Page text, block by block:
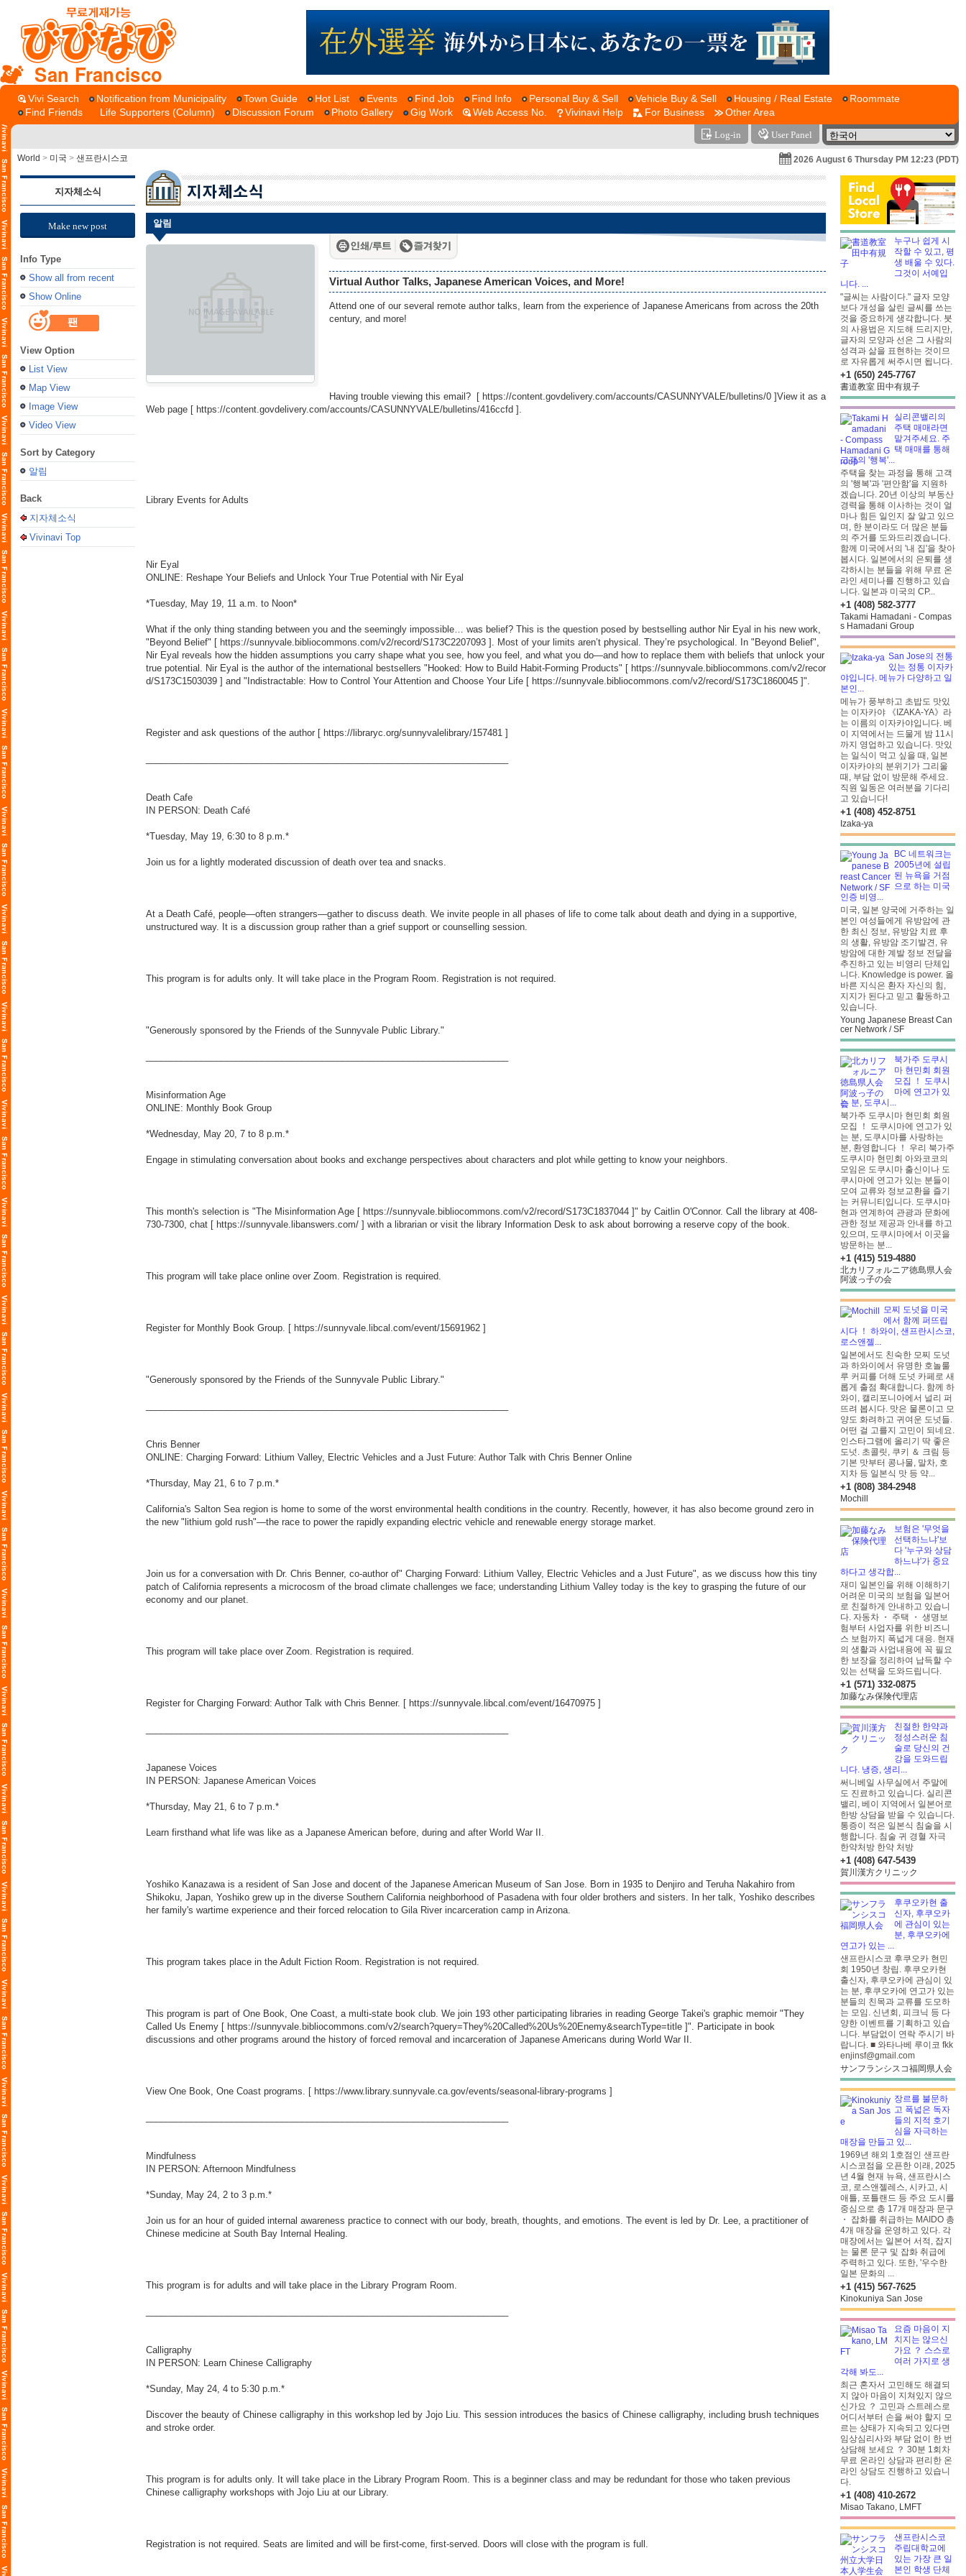
San Francisco
Vivi Search Notification from Municipality Town Guide Hot List Events Find Job Find Info Personal Buy & Sell Vehicle Buy & Sell Housing / Real Estate
Roommate
Find Friends
Life Supporters (Column) Discussion Forum Photo Gallery Gig Work Web Access No. Vivinavi Help For Business Other Area
Log-in User Panel
World > 미국 > 샌프란시스코 2026 August 6 Thursday PM 12:23 (PDT)
지자체소식
Make new post
Info Type
Show all from recent
Show Online
View Option
List View
Map View
Image View
Video View
Sort by Category
알림
Back
지자체소식
Vivinavi Top
알림
Virtual Author Talks, Japanese American Voices, and More!
Attend one of our several remote author talks, learn from the experience of Japanese Americans from across the 20th
century, and more!
Having trouble viewing this email? [ https://content.govdelivery.com/accounts/CASUNNYVALE/bulletins/0 ]View it as a
Web page [ https://content.govdelivery.com/accounts/CASUNNYVALE/bulletins/416ccfd ].
Library Events for Adults
Nir Eyal
ONLINE: Reshape Your Beliefs and Unlock Your True Potential with Nir Eyal
*Tuesday, May 19, 11 a.m. to Noon*
What if the only thing standing between you and the seemingly impossible… was belief? This is the question posed by bestselling author Nir Eyal in his new work,
"Beyond Belief" [ https://sunnyvale.bibliocommons.com/v2/record/S173C2207093 ]. Most of your limits aren’t physical. They’re psychological. In "Beyond Belief",
Nir Eyal reveals how the hidden assumptions you carry shape what you see, how you feel, and what you do—and how to replace them with beliefs that unlock your
true potential. Nir Eyal is the author of the international bestsellers "Hooked: How to Build Habit-Forming Products" [ https://sunnyvale.bibliocommons.com/v2/recor
d/S173C1503039 ] and "Indistractable: How to Control Your Attention and Choose Your Life [ https://sunnyvale.bibliocommons.com/v2/record/S173C1860045 ]".
Register and ask questions of the author [ https://libraryc.org/sunnyvalelibrary/157481 ]
Death Cafe
IN PERSON: Death Café
*Tuesday, May 19, 6:30 to 8 p.m.*
Join us for a lightly moderated discussion of death over tea and snacks.
At a Death Café, people—often strangers—gather to discuss death. We invite people in all phases of life to come talk about death and dying in a supportive,
unstructured way. It is a discussion group rather than a grief support or counselling session.
This program is for adults only. It will take place in the Program Room. Registration is not required.
"Generously sponsored by the Friends of the Sunnyvale Public Library."
Misinformation Age
ONLINE: Monthly Book Group
*Wednesday, May 20, 7 to 8 p.m.*
Engage in stimulating conversation about books and exchange perspectives about characters and plot while getting to know your neighbors.
This month's selection is "The Misinformation Age [ https://sunnyvale.bibliocommons.com/v2/record/S173C1837044 ]" by Caitlin O'Connor. Call the library at 408-
730-7300, chat [ https://sunnyvale.libanswers.com/ ] with a librarian or visit the library Information Desk to ask about borrowing a reserve copy of the book.
This program will take place online over Zoom. Registration is required.
Register for Monthly Book Group. [ https://sunnyvale.libcal.com/event/15691962 ]
"Generously sponsored by the Friends of the Sunnyvale Public Library."
Chris Benner
ONLINE: Charging Forward: Lithium Valley, Electric Vehicles and a Just Future: Author Talk with Chris Benner Online
*Thursday, May 21, 6 to 7 p.m.*
California's Salton Sea region is home to some of the worst environmental health conditions in the country. Recently, however, it has also become ground zero in
the new "lithium gold rush"—the race to power the rapidly expanding electric vehicle and renewable energy storage market.
Join us for a conversation with Dr. Chris Benner, co-author of" Charging Forward: Lithium Valley, Electric Vehicles and a Just Future", as we discuss how this tiny
patch of California represents a microcosm of the broad climate challenges we face; understanding Lithium Valley today is the key to grasping the future of our
economy and our planet.
This program will take place over Zoom. Registration is required.
Register for Charging Forward: Author Talk with Chris Benner. [ https://sunnyvale.libcal.com/event/16470975 ]
Japanese Voices
IN PERSON: Japanese American Voices
*Thursday, May 21, 6 to 7 p.m.*
Learn firsthand what life was like as a Japanese American before, during and after World War II.
Yoshiko Kanazawa is a resident of San Jose and docent of the Japanese American Museum of San Jose. Born in 1935 to Denjiro and Teruha Nakahiro from
Shikoku, Japan, Yoshiko grew up in the diverse Southern California neighborhood of Pasadena with four older brothers and sisters. In her talk, Yoshiko describes
her family's wartime experience and their forced relocation to Gila River incarceration camp in Arizona.
This program takes place in the Adult Fiction Room. Registration is not required.
This program is part of One Book, One Coast, a multi-state book club. We join 193 other participating libraries in reading George Takei's graphic memoir "They
Called Us Enemy [ https://sunnyvale.bibliocommons.com/v2/search?query=They%20Called%20Us%20Enemy&searchType=title ]". Participate in book
discussions and other programs around the history of forced removal and incarceration of Japanese Americans during World War II.
View One Book, One Coast programs. [ https://www.library.sunnyvale.ca.gov/events/seasonal-library-programs ]
Mindfulness
IN PERSON: Afternoon Mindfulness
*Sunday, May 24, 2 to 3 p.m.*
Join us for an hour of guided internal awareness practice to connect with our body, breath, thoughts, and emotions. The event is led by Dr. Lee, a practitioner of
Chinese medicine at South Bay Internal Healing.
This program is for adults and will take place in the Library Program Room.
Calligraphy
IN PERSON: Learn Chinese Calligraphy
*Sunday, May 24, 4 to 5:30 p.m.*
Discover the beauty of Chinese calligraphy in this workshop led by Jojo Liu. This session introduces the basics of Chinese calligraphy, including brush techniques
and stroke order.
This program is for adults only. It will take place in the Library Program Room. This is a beginner class and may be redundant for those who taken previous
Chinese calligraphy workshops with Jojo Liu at our Library.
Registration is not required. Seats are limited and will be first-come, first-served. Doors will close with the program is full.
누구나 쉽게 시
작할 수 있고, 평
생 배울 수 있다.
그것이 서예입
니다. ...
"글씨는 사람이다." 글자 모양
보다 개성을 살린 글씨를 쓰는
것을 중요하게 생각합니다. 붓
의 사용법은 지도해 드리지만,
글자의 모양과 선은 그 사람의
성격과 삶을 표현하는 것이므
로 자유롭게 써주시면 됩니다.
+1 (650) 245-7767
書道教室 田中有規子
실리콘밸리의
주택 매매라면
맡겨주세요. 주
택 매매를 통해
고객의 '행복'...
주택을 찾는 과정을 통해 고객
의 '행복'과 '편안함'을 지원하
겠습니다. 20년 이상의 부동산
경력을 통해 이사하는 것이 얼
마나 힘든 일인지 잘 알고 있으
며, 한 분이라도 더 많은 분들
의 주거를 도와드리겠습니다.
함께 미국에서의 '내 집'을 찾아
봅시다. 일본에서의 은퇴를 생
각하시는 분들을 위해 무료 온
라인 세미나를 진행하고 있습
니다. 일본과 미국의 CP...
+1 (408) 582-3777
Takami Hamadani - Compas
s Hamadani Group
San Jose의 전통
있는 정통 이자카
야입니다. 메뉴가 다양하고 일
본인...
메뉴가 풍부하고 초밥도 맛있
는 이자카야 《IZAKA-YA》라
는 이름의 이자카야입니다. 베
이 지역에서는 드물게 밤 11시
까지 영업하고 있습니다. 맛있
는 일식이 먹고 싶을 때, 일본
이자카야의 분위기가 그리울
때, 부담 없이 방문해 주세요.
직원 일동은 여러분을 기다리
고 있습니다!
+1 (408) 452-8751
Izaka-ya
BC 네트워크는
2005년에 설립
된 뉴욕을 거점
으로 하는 미국
인증 비영...
미국, 일본 양국에 거주하는 일
본인 여성들에게 유방암에 관
한 최신 정보, 유방암 치료 후
의 생활, 유방암 조기발견, 유
방암에 대한 계발 정보 전달을
추진하고 있는 비영리 단체입
니다. Knowledge is power. 올
바른 지식은 환자 자신의 힘,
지지가 된다고 믿고 활동하고
있습니다.
Young Japanese Breast Can
cer Network / SF
북가주 도쿠시
마 현민회 회원
모집 ！ 도쿠시
마에 연고가 있
는 분, 도쿠시...
북가주 도쿠시마 현민회 회원
모집 ！ 도쿠시마에 연고가 있
는 분, 도쿠시마를 사랑하는
분, 환영합니다 ！ 우리 북가주
도쿠시마 현민회 아와코코의
모임은 도쿠시마 출신이나 도
쿠시마에 연고가 있는 분들이
모여 교류와 정보교환을 즐기
는 커뮤니티입니다. 도쿠시마
현과 연계하여 관광과 문화에
관한 정보 제공과 안내를 하고
있으며, 도쿠시마에서 이곳을
방문하는 분...
+1 (415) 519-4880
北カリフォルニア徳島県人会
阿波っ子の会
모찌 도넛을 미국
에서 함께 퍼뜨립
시다 ！ 하와이, 샌프란시스코,
로스앤젤...
일본에서도 친숙한 모찌 도넛
과 하와이에서 유명한 호놀룰
루 커피를 더해 도넛 카페로 새
롭게 출점 확대합니다. 함께 하
와이, 캘리포니아에서 널리 퍼
뜨려 봅시다. 맛은 물론이고 모
양도 화려하고 귀여운 도넛들.
어떤 걸 고를지 고민이 되네요.
인스타그램에 올리기 딱 좋은
도넛. 초콜릿, 쿠키 ＆ 크림 등
기본 맛부터 콩나물, 말차, 호
지차 등 일본식 맛 등 약...
+1 (808) 384-2948
Mochill
보험은 '무엇을
선택하느냐'보
다 '누구와 상담
하느냐'가 중요
하다고 생각합...
재미 일본인을 위해 이해하기
어려운 미국의 보험을 일본어
로 친절하게 안내하고 있습니
다. 자동차 ・ 주택 ・ 생명보
험부터 사업자를 위한 비즈니
스 보험까지 폭넓게 대응. 현재
의 생활과 사업내용에 꼭 필요
한 보장을 정리하여 납득할 수
있는 선택을 도와드립니다.
+1 (571) 332-0875
加藤なみ保険代理店
친절한 한약과
정성스러운 침
술로 당신의 건
강을 도와드립
니다. 냉증, 생리...
써니베일 사무실에서 주말에
도 진료하고 있습니다. 실리콘
밸리, 베이 지역에서 일본어로
한방 상담을 받을 수 있습니다.
통증이 적은 일본식 침술을 시
행합니다. 침술 귀 경혈 자극
한약처방 한약 처방
+1 (408) 647-5439
賀川漢方クリニック
후쿠오카현 출
신자, 후쿠오카
에 관심이 있는
분, 후쿠오카에
연고가 있는 ...
샌프란시스코 후쿠오카 현민
회 1950년 창립. 후쿠오카현
출신자, 후쿠오카에 관심이 있
는 분, 후쿠오카에 연고가 있는
분들의 친목과 교류를 도모하
는 모임. 신년회, 피크닉 등 다
양한 이벤트를 기획하고 있습
니다. 부담없이 연락 주시기 바
랍니다. ■ 와타나베 루이코 fkk
enjinsf@gmail.com
サンフランシスコ福岡県人会
장르를 불문하
고 폭넓은 독자
들의 지적 호기
심을 자극하는
매장을 만들고 있...
1969년 해외 1호점인 샌프란
시스코점을 오픈한 이래, 2025
년 4월 현재 뉴욕, 샌프란시스
코, 로스앤젤레스, 시카고, 시
애틀, 포틀랜드 등 주요 도시를
중심으로 총 17개 매장과 문구
・ 잡화를 취급하는 MAIDO 총
4개 매장을 운영하고 있다. 각
매장에서는 일본어 서적, 잡지
는 물론 문구 및 잡화 취급에
주력하고 있다. 또한, '우수한
일본 문화의 ...
+1 (415) 567-7625
Kinokuniya San Jose
요즘 마음이 지
치지는 않으신
가요 ？ 스스로
여러 가지로 생
각해 봐도...
최근 혼자서 고민해도 해결되
지 않아 마음이 지쳐있지 않으
신가요 ？ 고민과 스트레스로
어디서부터 손을 써야 할지 모
르는 상태가 지속되고 있다면
임상심리사와 부담 없이 한 번
상담해 보세요 ？ 30분 1회차
무료 온라인 상담과 편리한 온
라인 상담도 진행하고 있습니
다.
+1 (408) 410-2672
Misao Takano, LMFT
샌프란시스코
주립대학교에
있는 가장 큰 일
본인 학생 단체